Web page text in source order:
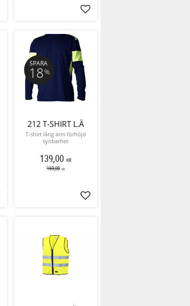
till i favoriter Lägg till i favoriter
till i favoriter
212 T-SHIRT L.Ä
T-shirt lång ärm förhöjd
synbarhet
139,00 KR
169,00 KR
SPARA
18%
Lägg till i favoriter